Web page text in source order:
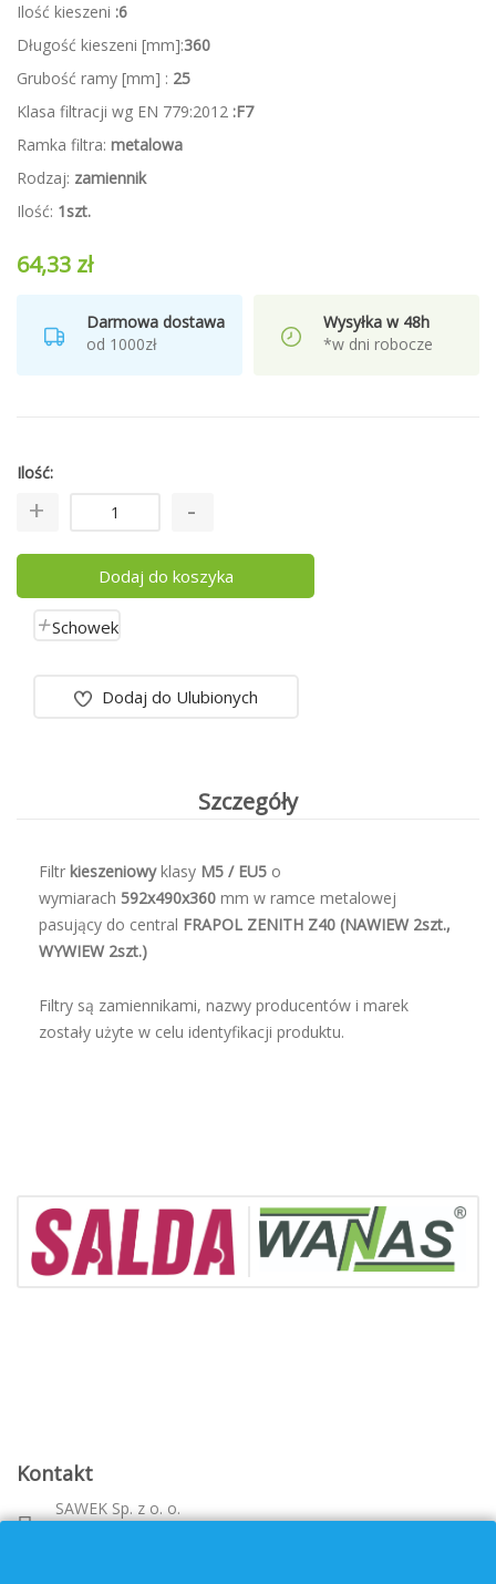
Ilość kieszeni :6
Długość kieszeni [mm]:360
Grubość ramy [mm] : 25
Klasa filtracji wg EN 779:2012 :F7
Ramka filtra: metalowa
Rodzaj: zamiennik
Ilość: 1szt.
64,33 zł
Darmowa dostawa
od 1000zł
Wysyłka w 48h
*w dni robocze
Ilość
Dodaj do koszyka
Schowek
Dodaj do Ulubionych
Szczegóły
Filtr kieszeniowyklasy M5 / EU5 o
wymiarach 592x490x360 mm w ramce metalowej
pasujący do central FRAPOL ZENITH Z40 (NAWIEW 2szt.,
WYWIEW 2szt.)
Filtry są zamiennikami, nazwy producentów i marek
zostały użyte w celu identyfikacji produktu.
Kontakt
SAWEK Sp. z o. o.
Metalowca 26, 39-460 Nowa Dęba